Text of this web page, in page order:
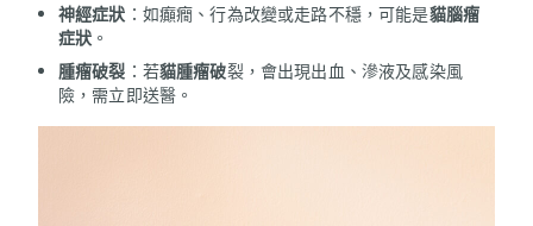
神經症狀 ：如癲癇、行為改變或走路不穩，可能是貓腦瘤
症狀 。
腫瘤破裂 ：若貓腫瘤破裂，會出現出血、滲液及感染風
險，需立即送醫。